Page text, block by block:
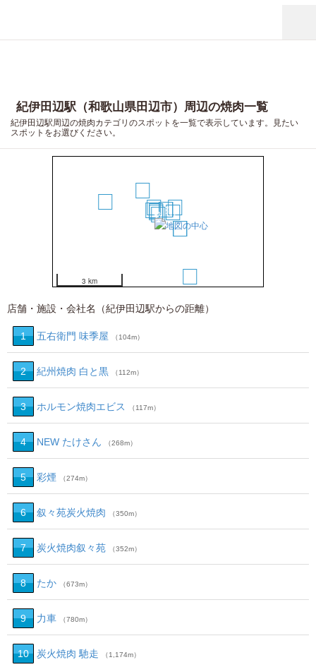
紀伊田辺駅（和歌山県田辺市）周辺の焼肉一覧
紀伊田辺駅周辺の焼肉カテゴリのスポットを一覧で表示しています。見たい
スポットをお選びください。
12
3
4
5 6
789
11
12
3 km
店舗・施設・会社名（紀伊田辺駅からの距離）
1 五右衛門 味季屋 （104m）
2 紀州焼肉 白と黒 （112m）
3 ホルモン焼肉エビス （117m）
4 NEW たけさん （268m）
5 彩煙 （274m）
6 叙々苑炭火焼肉 （350m）
7 炭火焼肉叙々苑 （352m）
8 たか （673m）
9 力車 （780m）
10 炭火焼肉 馳走 （1,174m）